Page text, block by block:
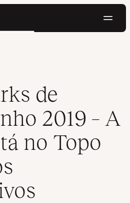
2019 – A Kinsta Está no Topo por
de
2019 – A
no Topo